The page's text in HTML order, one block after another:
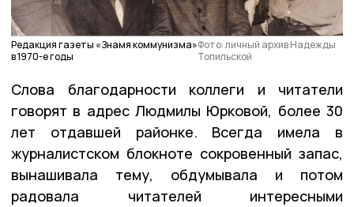
Редакция газеты «Знамя коммунизма»
в 1970-е годы
Фото: личный архив Надежды
Топильской
Слова благодарности коллеги и читатели
говорят в адрес Людмилы Юрковой, более 30
лет отдавшей районке. Всегда имела в
журналистском блокноте сокровенный запас,
вынашивала тему, обдумывала и потом
радовала читателей интересными